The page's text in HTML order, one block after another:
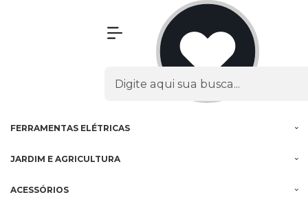
FERRAMENTAS ELÉTRICAS
JARDIM E AGRICULTURA
ACESSÓRIOS